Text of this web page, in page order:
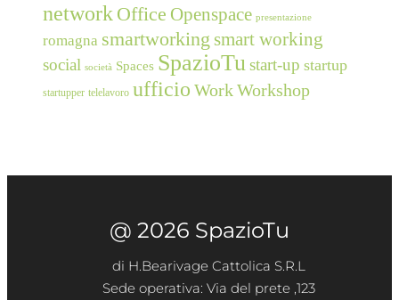
network Office Openspace presentazione
romagna smartworking smart working
social società Spaces SpazioTustart-up startup
startupper telelavoro ufficio WorkWorkshop
@ 2026 SpazioTu
di H.Bearivage Cattolica S.R.L
Sede operativa: Via del prete ,123